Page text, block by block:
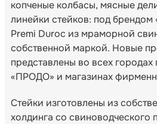
копченые колбасы, мясные
линейки стейков: под
Premi Duroc из мраморной
собственной маркой. Новые
представлены во всех городах
«ПРОДО» и магазинах
Стейки изготовлены из
холдинга со